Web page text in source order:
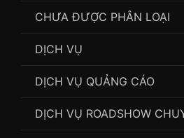
CHƯA ĐƯỢC PHÂN LOẠI
DỊCH VỤ
DỊCH VỤ QUẢNG CÁO
DỊCH VỤ ROADSHOW